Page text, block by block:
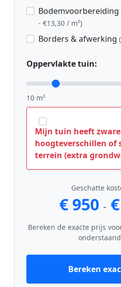
- €13,30 / m²)
Borders & afwerking
Oppervlakte tuin:
10 m²
Mijn tuin heeft zware
hoogteverschillen of
terrein (extra
Geschatte
€ 950 -
Bereken de exacte prijs
Bereken